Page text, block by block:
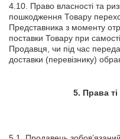
4.10. Право власності та
пошкодження Товару
Представника з моменту
поставки Товару при
Продавця, чи під час
доставки (перевізнику)
5. Права ті